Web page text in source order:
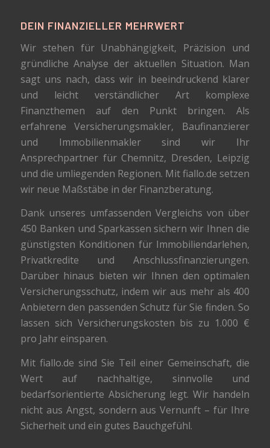
DEIN FINANZIELLER MEHRWERT
Wir stehen für Unabhängigkeit, Präzision und
gründliche Analyse der aktuellen Situation. Man
sagt uns nach, dass wir in beeindruckend klarer
und leicht verständlicher Art komplexe
Finanzthemen auf den Punkt bringen. Als
erfahrene Versicherungsmakler, Baufinanzierer
und Immobilienmakler sind wir Ihr
Ansprechpartner für Chemnitz, Dresden, Leipzig
und die umliegenden Regionen. Mit fiallo.de setzen
wir neue Maßstäbe in der Finanzberatung.
Dank unseres umfassenden Vergleichs von über
450 Banken und Sparkassen sichern wir Ihnen die
günstigsten Konditionen für Immobiliendarlehen,
Privatkredite und Anschlussfinanzierungen.
Darüber hinaus bieten wir Ihnen den optimalen
Versicherungsschutz, indem wir aus mehr als 400
Anbietern den passenden Schutz für Sie finden. So
lassen sich Versicherungskosten bis zu 1.000 €
pro Jahr einsparen.
Mit fiallo.de sind Sie Teil einer Gemeinschaft, die
Wert auf nachhaltige, sinnvolle und
bedarfsorientierte Absicherung legt. Wir handeln
nicht aus Angst, sondern aus Vernunft – für Ihre
Sicherheit und ein gutes Bauchgefühl.